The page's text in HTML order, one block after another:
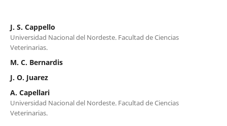
J. S. Cappello
Universidad Nacional del Nordeste. Facultad de Ciencias
Veterinarias.
M. C. Bernardis
J. O. Juarez
A. Capellari
Universidad Nacional del Nordeste. Facultad de Ciencias
Veterinarias.